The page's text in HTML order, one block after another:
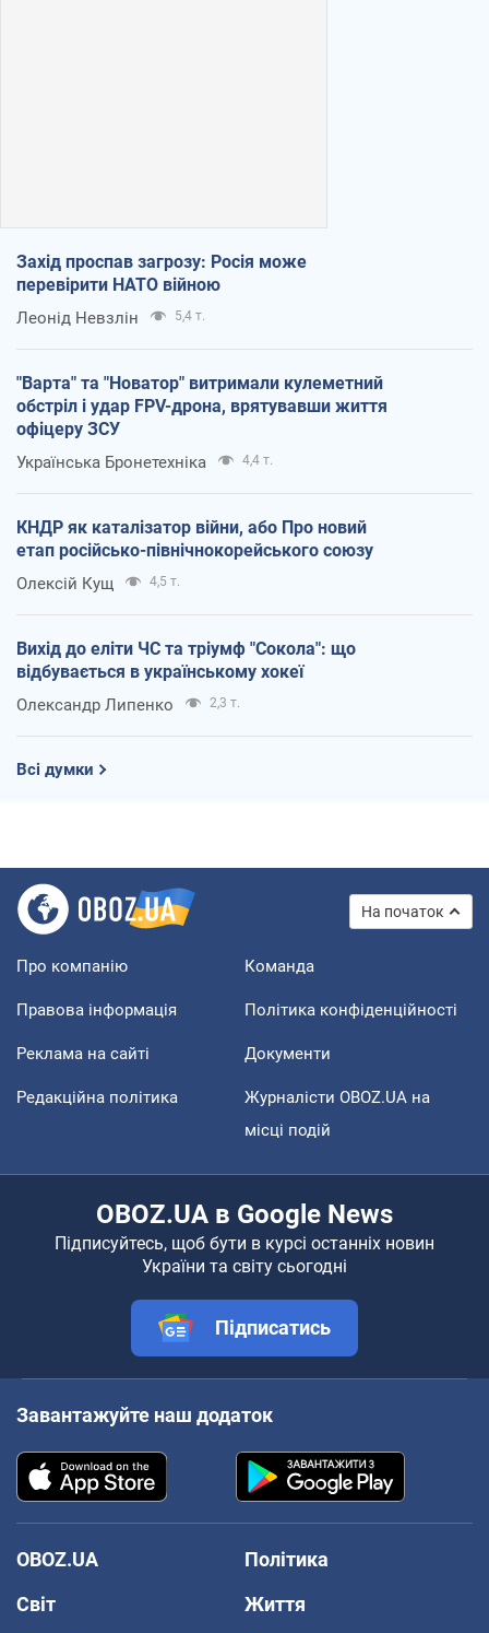
Захід проспав загрозу: Росія може
перевірити НАТО війною
Леонід Невзлін 5,4 т.
"Варта" та "Новатор" витримали кулеметний
обстріл і удар FPV-дрона, врятувавши життя
офіцеру ЗСУ
Українська Бронетехніка 4,4 т.
КНДР як каталізатор війни, або Про новий
етап російсько-північнокорейського союзу
Олексій Кущ 4,5 т.
Вихід до еліти ЧС та тріумф "Сокола": що
відбувається в українському хокеї
Олександр Липенко 2,3 т.
Всі думки
На початок
Про компанію Команда
Правова інформація Політика конфіденційності
Реклама на сайті Документи
Редакційна політика
Журналісти OBOZ.UA на
місці подій
OBOZ.UA в Google News
Підписуйтесь, щоб бути в курсі останніх новин
України та світу сьогодні
Підписатись
Завантажуйте наш додаток
OBOZ.UA
Політика
Світ
Життя